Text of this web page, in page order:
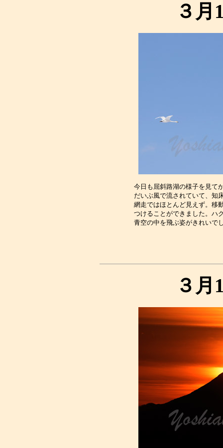
３月
今日も屈斜路湖の様子を見て
だいぶ風で流されていて、知
網走ではほとんど見えず。移
つけることができました。ハ
３月